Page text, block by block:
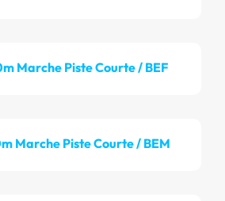
Marche Piste Courte / BEF
Marche Piste Courte / BEM